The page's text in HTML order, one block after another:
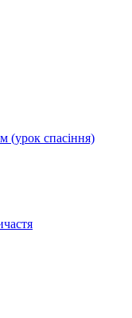
(урок спасіння)